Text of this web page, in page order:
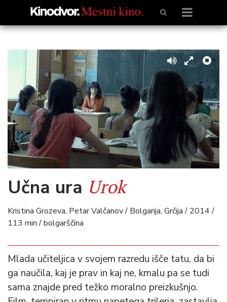
Učna ura Urok
Kristina Grozeva, Petar Valčanov / Bolgarija, Grčija / 2014 /
113 min / bolgarščina
Mlada učiteljica v svojem razredu išče tatu, da bi
ga naučila, kaj je prav in kaj ne, kmalu pa se tudi
sama znajde pred težko moralno preizkušnjo.